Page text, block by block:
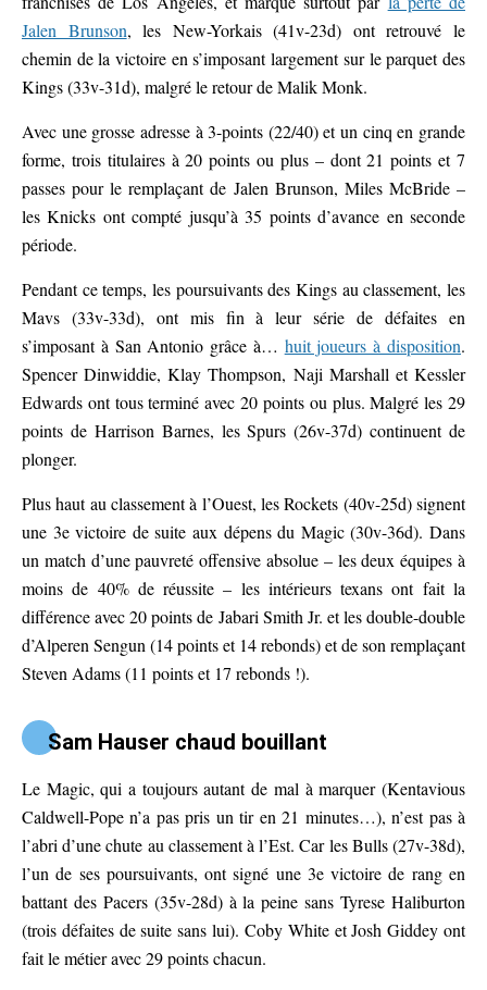
Jalen Brunson, les New-Yorkais (41v-23d) ont retrouvé le
chemin de la victoire en s’imposant largement sur le parquet des
Kings (33v-31d), malgré le retour de Malik Monk.
Avec une grosse adresse à 3-points (22/40) et un cinq en grande
forme, trois titulaires à 20 points ou plus – dont 21 points et 7
passes pour le remplaçant de Jalen Brunson, Miles McBride –
les Knicks ont compté jusqu’à 35 points d’avance en seconde
période.
Pendant ce temps, les poursuivants des Kings au classement, les
Mavs (33v-33d), ont mis fin à leur série de défaites en
s’imposant à San Antonio grâce à… huit joueurs à disposition.
Spencer Dinwiddie, Klay Thompson, Naji Marshall et Kessler
Edwards ont tous terminé avec 20 points ou plus. Malgré les 29
points de Harrison Barnes, les Spurs (26v-37d) continuent de
plonger.
Plus haut au classement à l’Ouest, les Rockets (40v-25d) signent
une 3e victoire de suite aux dépens du Magic (30v-36d). Dans
un match d’une pauvreté offensive absolue – les deux équipes à
moins de 40% de réussite – les intérieurs texans ont fait la
différence avec 20 points de Jabari Smith Jr. et les double-double
d’Alperen Sengun (14 points et 14 rebonds) et de son remplaçant
Steven Adams (11 points et 17 rebonds !).
Sam Hauser chaud bouillant
Le Magic, qui a toujours autant de mal à marquer (Kentavious
Caldwell-Pope n’a pas pris un tir en 21 minutes…), n’est pas à
l’abri d’une chute au classement à l’Est. Car les Bulls (27v-38d),
l’un de ses poursuivants, ont signé une 3e victoire de rang en
battant des Pacers (35v-28d) à la peine sans Tyrese Haliburton
(trois défaites de suite sans lui). Coby White et Josh Giddey ont
fait le métier avec 29 points chacun.